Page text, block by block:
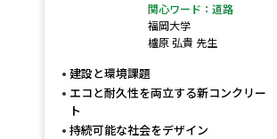
関心ワード：道路
福岡大学
櫨原 弘貴 先生
建設と環境課題
エコと耐久性を両立する新コンクリー
ト
持続可能な社会をデザイン